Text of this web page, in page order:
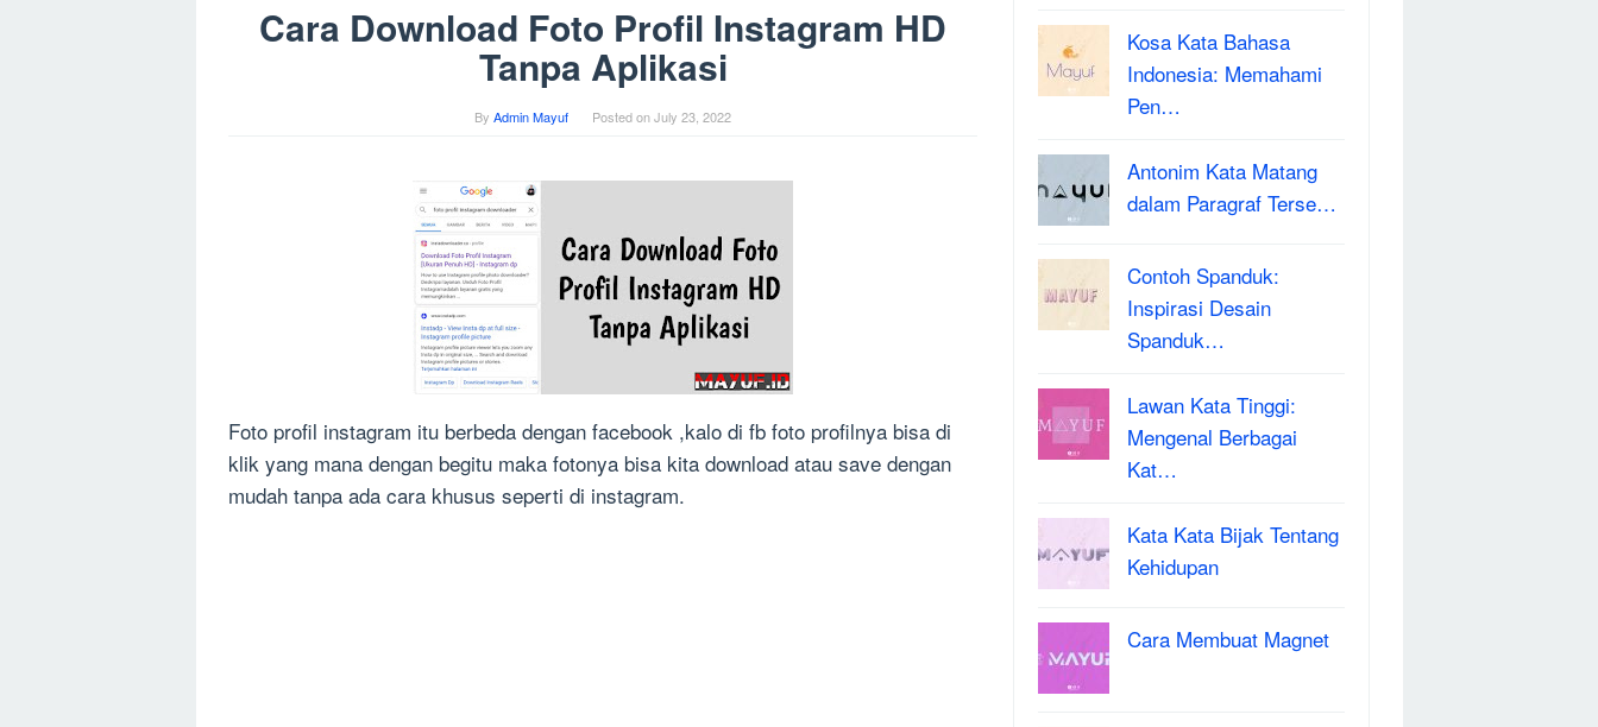
Cara Download Foto Profil Instagram HD
Tanpa Aplikasi
By Admin Mayuf Posted onJuly 23, 2022
Foto profil instagram itu berbeda dengan facebook ,kalo di fb foto profilnya bisa di
klik yang mana dengan begitu maka fotonya bisa kita download atau save dengan
mudah tanpa ada cara khusus seperti di instagram.
Kosa Kata Bahasa
Indonesia: Memahami
Pen…
Antonim Kata Matang
dalam Paragraf Terse…
Contoh Spanduk:
Inspirasi Desain
Spanduk…
Lawan Kata Tinggi:
Mengenal Berbagai
Kat…
Kata Kata Bijak Tentang
Kehidupan
Cara Membuat Magnet